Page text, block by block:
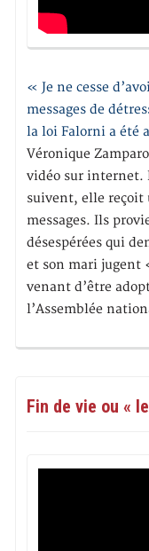
« Je ne cesse
messages de
la loi Falorni a été
Véronique
vidéo sur internet.
suivent, elle reçoit
messages. Ils
désespérées qui
et son mari jugent
venant d’être
l’Assemblée
Fin de vie ou «